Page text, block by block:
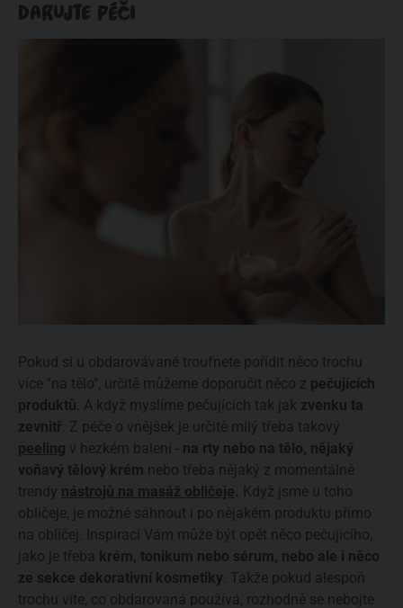
DARUJTE PÉČI
Pokud si u obdarovávané troufnete pořídit něco trochu
více "na tělo", určitě můžeme doporučit něco z pečujících
produktů . A když myslíme pečujících tak jak zvenku ta
zevnitř . Z péče o vnějšek je určitě milý třeba takový
peeling v hezkém balení - na rty nebo na tělo, nějaký
voňavý tělový krém nebo třeba nějaký z momentálně
trendy nástrojů na masáž obličeje. Když jsme u toho
obličeje, je možné sáhnout i po nějakém produktu přímo
na obličej. Inspirací Vám může být opět něco pečujícího,
jako je třeba krém, tonikum nebo sérum, nebo ale i něco
ze sekce dekorativní kosmetiky . Takže pokud alespoň
trochu víte, co obdarovaná používá, rozhodně se nebojte